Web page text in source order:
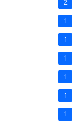
2
1
1
1
1
1
1